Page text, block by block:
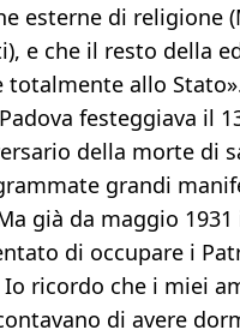
esterne di religione
e che il resto della
allo Stato».
festeggiava il
della morte di
grandi
già da maggio
di occupare i
Io ricordo che i miei
di avere